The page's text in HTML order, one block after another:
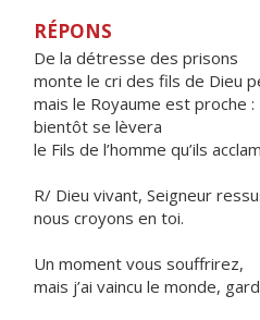
RÉPONS
De la détresse des
monte le cri des fils de Dieu
mais le Royaume est proche :
bientôt se lèvera
le Fils de l’homme qu’ils
R/ Dieu vivant, Seigneur
nous croyons en toi.
Un moment vous souffrirez,
mais j’ai vaincu le monde,